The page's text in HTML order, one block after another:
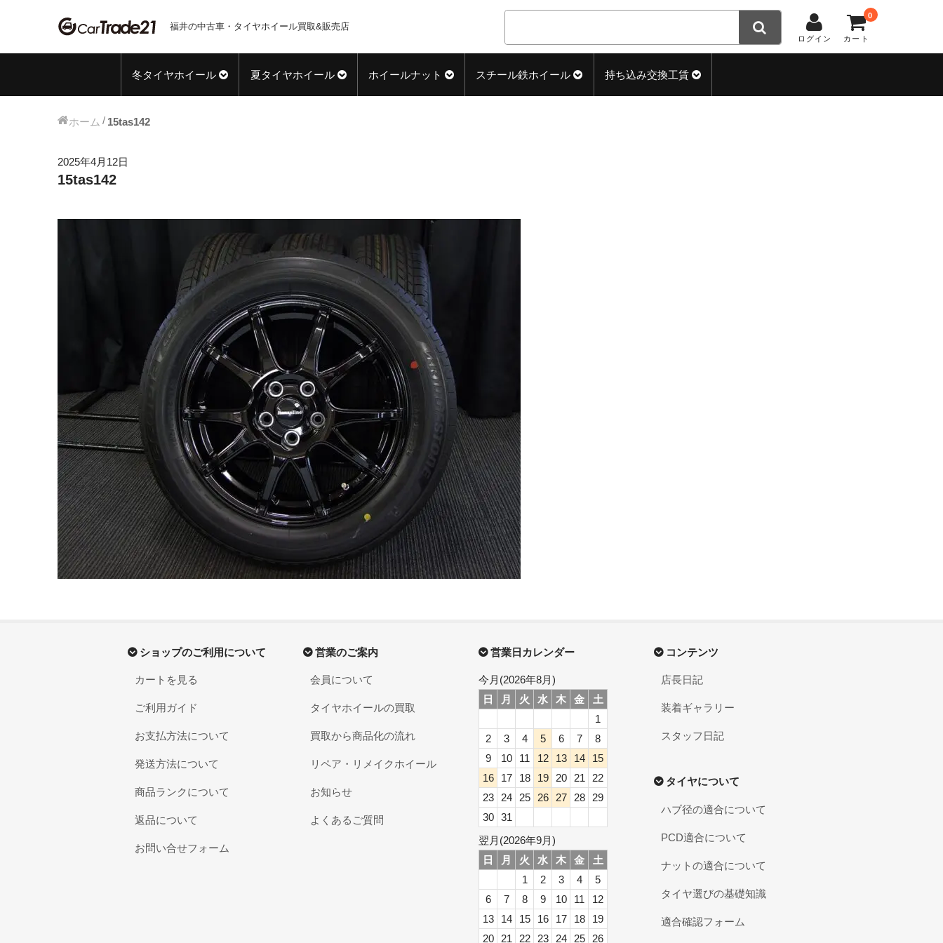
福井の中古車・タイヤホイール買取&販売店
ログイン カート
0
冬タイヤホイール 夏タイヤホイール ホイールナット スチール鉄ホイール 持ち込み交換工賃
ホーム 15tas142
2025年4月12日
15tas142
ショップのご利用について
カートを見る
ご利用ガイド
お支払方法について
発送方法について
商品ランクについて
返品について
お問い合せフォーム
営業のご案内
会員について
タイヤホイールの買取
買取から商品化の流れ
リペア・リメイクホイール
お知らせ
よくあるご質問
コンテンツ
店長日記
装着ギャラリー
スタッフ日記
タイヤについて
ハブ径の適合について
PCD適合について
ナットの適合について
タイヤ選びの基礎知識
適合確認フォーム
営業日カレンダー
今月(2026年8月)
日
月 火 水 木 金
土
1
2
3 4 5 6 7
8
9
10 11 12 13 14
15
16
17 18 19 20 21
22
23
24 25 26 27 28
29
30
31
翌月(2026年9月)
日
月 火 水 木 金
土
1
2 3 4
5
6
7 8 9 10 11
12
13
14 15 16 17 18
19
20
21 22 23 24 25 26